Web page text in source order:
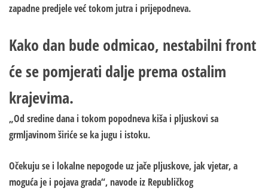
zapadne predjele već tokom jutra i prijepodneva.
Kako dan bude odmicao, nestabilni front
će se pomjerati dalje prema ostalim
krajevima.
„Od sredine dana i tokom popodneva kiša i pljuskovi sa
grmljavinom širiće se ka jugu i istoku.
Očekuju se i lokalne nepogode uz jače pljuskove, jak vjetar, a
moguća je i pojava grada“, navode iz Republičkog